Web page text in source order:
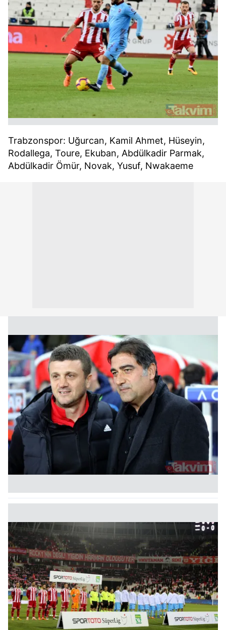
Trabzonspor: Uğurcan, Kamil Ahmet, Hüseyin,
Rodallega, Toure, Ekuban, Abdülkadir Parmak,
Abdülkadir Ömür, Novak, Yusuf, Nwakaeme